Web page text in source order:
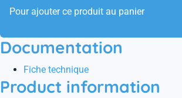
Pour ajouter ce produit au panier
Documentation
Fiche technique
Product information